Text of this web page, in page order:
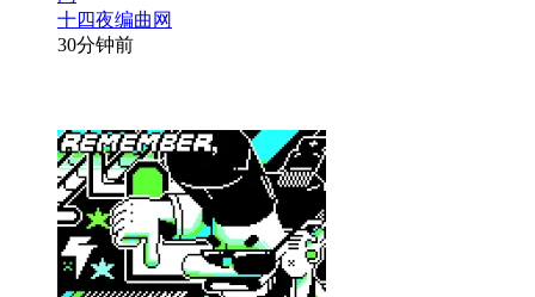
十四夜编曲网
30分钟前